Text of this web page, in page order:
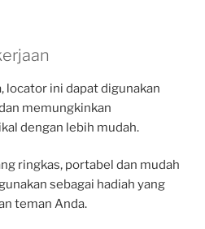
locator ini dapat digunakan
memungkinkan
dengan lebih mudah.
ringkas, portabel dan mudah
sebagai hadiah yang
teman Anda.